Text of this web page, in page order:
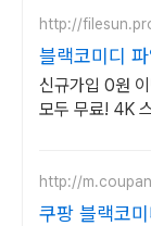
http://
블랙코미디
보기!
신규가입 0원
모두 무료! 4K
http://
쿠팡 블랙코